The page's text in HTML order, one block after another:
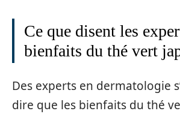
Ce que disent les
bienfaits du thé vert
Des experts en dermatologie
dire que les bienfaits du thé